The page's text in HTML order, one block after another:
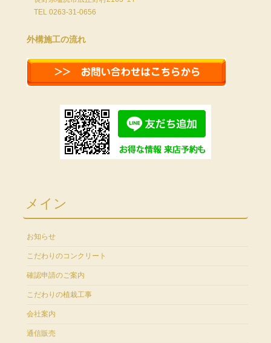
TEL 0263-31-0656
外構施工の流れ
メイン
お知らせ
こだわりのコンクリート
確認申請のご案内
こだわりの植栽工事
会社案内
通信販売